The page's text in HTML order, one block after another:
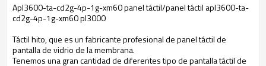
Apl3600-ta-cd2g-4p-1g-xm60 panel táctil/panel táctil apl3600-ta-
cd2g-4p-1g-xm60 pl3000
Táctil hito, que es un fabricante profesional de panel táctil de
pantalla de vidrio de la membrana.
Tenemos una gran cantidad de diferentes tipo de pantalla táctil de